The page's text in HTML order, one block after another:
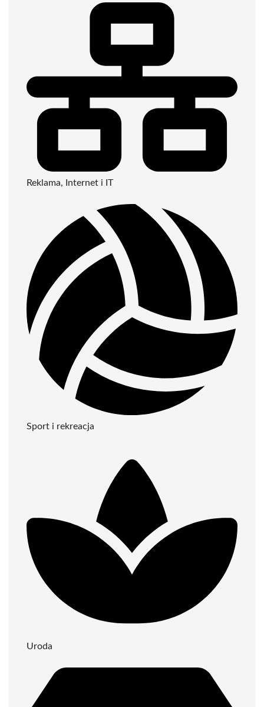
Reklama, Internet i IT
Sport i rekreacja
Uroda